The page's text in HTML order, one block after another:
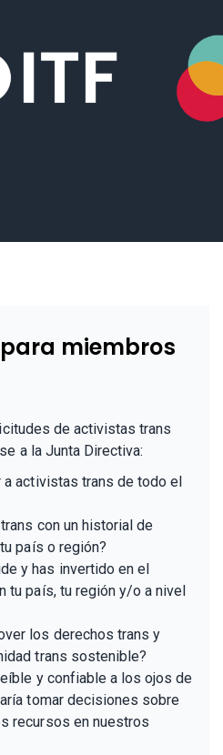
miembros
de activistas trans
a la Junta Directiva:
a activistas trans de todo el
con un historial de
país o región?
y has invertido en el
tu país, tu región y/o a nivel
los derechos trans y
trans sostenible?
y confiable a los ojos de
tomar decisiones sobre
recursos en nuestros